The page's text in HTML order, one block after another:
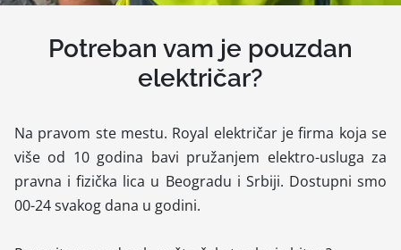
Potreban vam je pouzdan
električar?
Na pravom ste mestu. Royal električar je firma koja se
više od 10 godina bavi pružanjem elektro-usluga za
pravna i fizička lica u Beogradu i Srbiji. Dostupni smo
00-24 svakog dana u godini.